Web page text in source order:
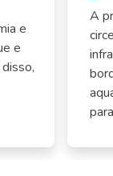
e
e
A